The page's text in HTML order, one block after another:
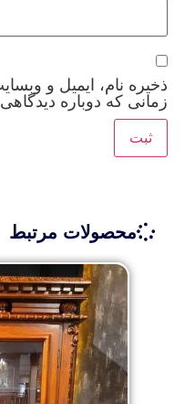
ذخیره نام، ایمیل و
زمانی که دوباره
محصولات مرتبط